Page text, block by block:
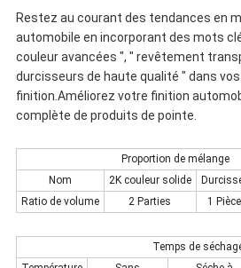
Restez au courant des tendances en
automobile en incorporant des mots
couleur avancées ", " revêtement
durcisseurs de haute qualité " dans
finition.Améliorez votre finition
complète de produits de pointe.
Proportion de mélange
Nom
2K couleur solide
Ratio de volume
2 Parties 1
Temps de